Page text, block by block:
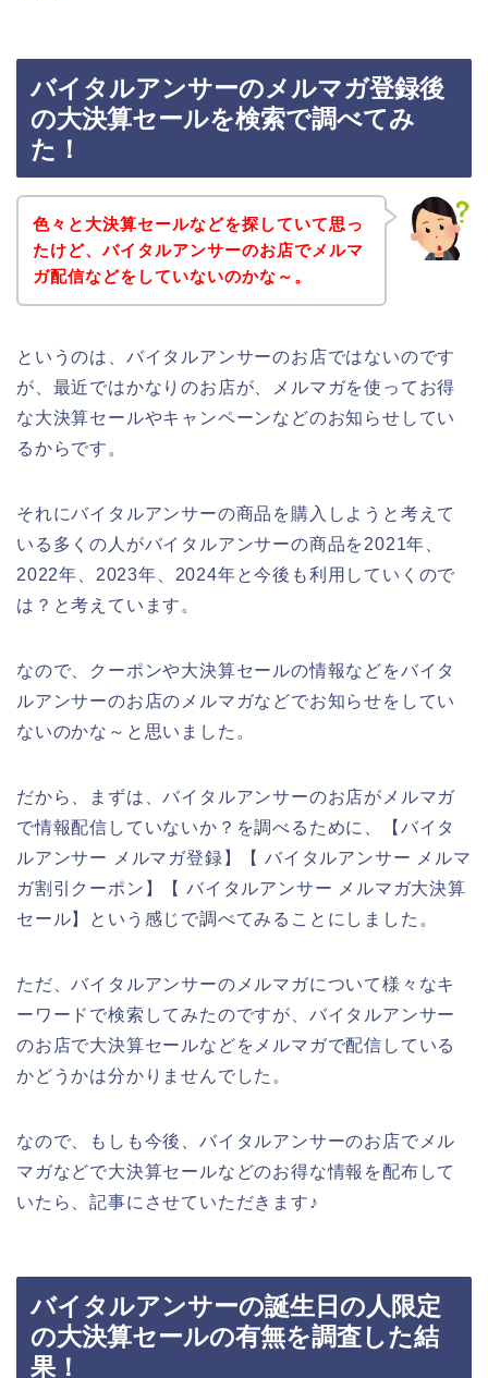
バイタルアンサーのメルマガ登録後
の大決算セールを検索で調べてみ
た！
色々と大決算セールなどを探していて思っ
たけど、バイタルアンサーのお店でメルマ
ガ配信などをしていないのかな～。
というのは、バイタルアンサーのお店ではないのです
が、最近ではかなりのお店が、メルマガを使ってお得
な大決算セールやキャンペーンなどのお知らせしてい
るからです。
それにバイタルアンサーの商品を購入しようと考えて
いる多くの人がバイタルアンサーの商品を2021年、
2022年、2023年、2024年と今後も利用していくので
は？と考えています。
なので、クーポンや大決算セールの情報などをバイタ
ルアンサーのお店のメルマガなどでお知らせをしてい
ないのかな～と思いました。
だから、まずは、バイタルアンサーのお店がメルマガ
で情報配信していないか？を調べるために、【バイタ
ルアンサー メルマガ登録】【 バイタルアンサー メルマ
ガ割引クーポン】【 バイタルアンサー メルマガ大決算
セール】という感じで調べてみることにしました。
ただ、バイタルアンサーのメルマガについて様々なキ
ーワードで検索してみたのですが、バイタルアンサー
のお店で大決算セールなどをメルマガで配信している
かどうかは分かりませんでした。
なので、もしも今後、バイタルアンサーのお店でメル
マガなどで大決算セールなどのお得な情報を配布して
いたら、記事にさせていただきます♪
バイタルアンサーの誕生日の人限定
の大決算セールの有無を調査した結
果！